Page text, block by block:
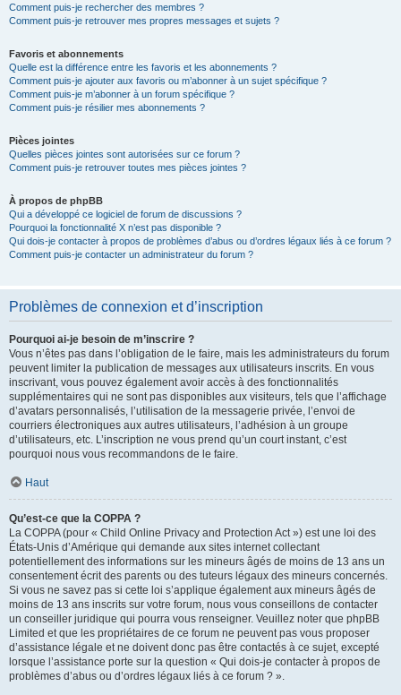
Comment puis-je rechercher des membres ?
Comment puis-je retrouver mes propres messages et sujets ?
Favoris et abonnements
Quelle est la différence entre les favoris et les abonnements ?
Comment puis-je ajouter aux favoris ou m’abonner à un sujet spécifique ?
Comment puis-je m’abonner à un forum spécifique ?
Comment puis-je résilier mes abonnements ?
Pièces jointes
Quelles pièces jointes sont autorisées sur ce forum ?
Comment puis-je retrouver toutes mes pièces jointes ?
À propos de phpBB
Qui a développé ce logiciel de forum de discussions ?
Pourquoi la fonctionnalité X n’est pas disponible ?
Qui dois-je contacter à propos de problèmes d’abus ou d’ordres légaux liés à ce forum ?
Comment puis-je contacter un administrateur du forum ?
Problèmes de connexion et d’inscription
Pourquoi ai-je besoin de m’inscrire ?
Vous n’êtes pas dans l’obligation de le faire, mais les administrateurs du forum
peuvent limiter la publication de messages aux utilisateurs inscrits. En vous
inscrivant, vous pouvez également avoir accès à des fonctionnalités
supplémentaires qui ne sont pas disponibles aux visiteurs, tels que l’affichage
d’avatars personnalisés, l’utilisation de la messagerie privée, l’envoi de
courriers électroniques aux autres utilisateurs, l’adhésion à un groupe
d’utilisateurs, etc. L’inscription ne vous prend qu’un court instant, c’est
pourquoi nous vous recommandons de le faire.
Haut
Qu’est-ce que la COPPA ?
La COPPA (pour « Child Online Privacy and Protection Act ») est une loi des
États-Unis d’Amérique qui demande aux sites internet collectant
potentiellement des informations sur les mineurs âgés de moins de 13 ans un
consentement écrit des parents ou des tuteurs légaux des mineurs concernés.
Si vous ne savez pas si cette loi s’applique également aux mineurs âgés de
moins de 13 ans inscrits sur votre forum, nous vous conseillons de contacter
un conseiller juridique qui pourra vous renseigner. Veuillez noter que phpBB
Limited et que les propriétaires de ce forum ne peuvent pas vous proposer
d’assistance légale et ne doivent donc pas être contactés à ce sujet, excepté
lorsque l’assistance porte sur la question « Qui dois-je contacter à propos de
problèmes d’abus ou d’ordres légaux liés à ce forum ? ».